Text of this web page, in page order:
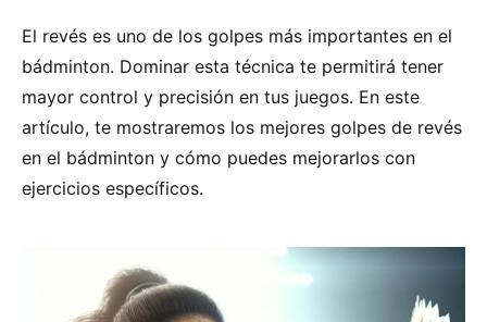
El revés es uno de los golpes más importantes en el
bádminton. Dominar esta técnica te permitirá tener
mayor control y precisión en tus juegos. En este
artículo, te mostraremos los mejores golpes de revés
en el bádminton y cómo puedes mejorarlos con
ejercicios específicos.